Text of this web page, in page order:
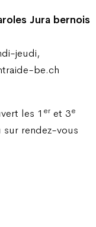
Jura bernois
jeudi,
be.ch
les 1 er et 3e
sur rendez-vous